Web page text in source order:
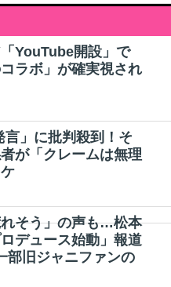
YouTube開設」で
コラボ」が確実視され
」に批判殺到！そ
が「クレームは無理
そう」の声も…松本
デュース始動」報道
部旧ジャニファンの